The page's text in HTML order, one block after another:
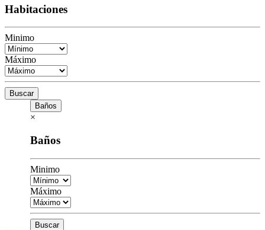
Habitaciones
Minimo
Máximo
Buscar
Baños
×
Baños
Minimo
Máximo
Buscar